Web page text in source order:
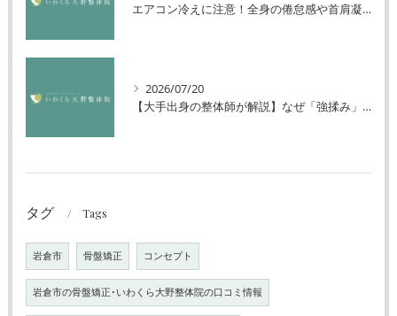
エアコン冷えに注意！全身の倦怠感や首肩凝りを解消する方法
2026/07/20
【大手出身の整体師が解説】なぜ「強揉み」は体に良くないのか？
タグ Tags
岩倉市 骨盤矯正 コンセプト
岩倉市の骨盤矯正･いわくら大野整体院の口コミ情報